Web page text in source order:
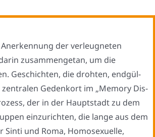
der ver­leug­ne­ten
zusam­men­ge­tan, um die
Geschich­ten, die droh­ten, end­gül­
Gedenk­ort im „Memo­ry Dis­
der in der Haupt­stadt zu dem
ein­zu­rich­ten, die lan­ge aus dem
und Roma, Homo­se­xu­el­le,